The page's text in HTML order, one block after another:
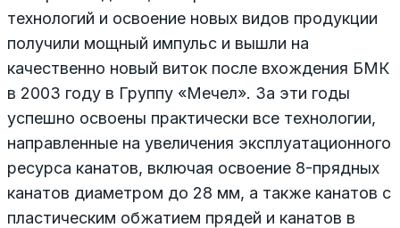
технологий и освоение новых видов продукции
получили мощный импульс и вышли на
качественно новый виток после вхождения БМК
в 2003 году в Группу «Мечел». За эти годы
успешно освоены практически все технологии,
направленные на увеличения эксплуатационного
ресурса канатов, включая освоение 8-прядных
канатов диаметром до 28 мм, а также канатов с
пластическим обжатием прядей и канатов в